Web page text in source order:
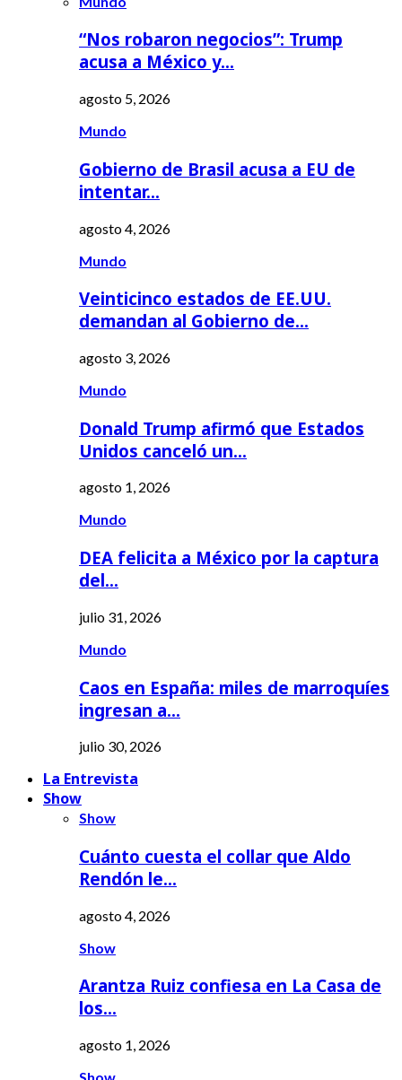
“Nos robaron negocios”: Trump
acusa a México y…
agosto 5, 2026
Mundo
Gobierno de Brasil acusa a EU de
intentar…
agosto 4, 2026
Mundo
Veinticinco estados de EE.UU.
demandan al Gobierno de…
agosto 3, 2026
Mundo
Donald Trump afirmó que Estados
Unidos canceló un…
agosto 1, 2026
Mundo
DEA felicita a México por la captura
del…
julio 31, 2026
Mundo
Caos en España: miles de marroquíes
ingresan a…
julio 30, 2026
La Entrevista
Show
Show
Cuánto cuesta el collar que Aldo
Rendón le…
agosto 4, 2026
Show
Arantza Ruiz confiesa en La Casa de
los…
agosto 1, 2026